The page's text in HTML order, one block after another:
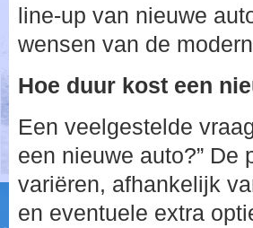
line-up van nieuwe
wensen van de
Hoe duur kost een
Een veelgestelde
een nieuwe auto?”
variëren, afhankelijk
en eventuele extra